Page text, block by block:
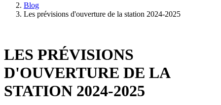
Blog
Les prévisions d'ouverture de la station 2024-2025
LES PRÉVISIONS
D'OUVERTURE DE LA
STATION 2024-2025